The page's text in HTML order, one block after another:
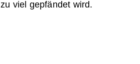
zu viel gepfändet wird.